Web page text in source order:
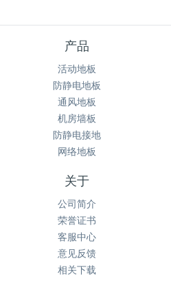
产品
活动地板
防静电地板
通风地板
机房墙板
防静电接地
网络地板
关于
公司简介
荣誉证书
客服中心
意见反馈
相关下载